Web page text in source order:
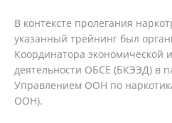
В контексте пролегания
указанный трейнинг был
Координатора экономической
деятельности ОБСЕ (БКЭЭД) в
Управлением ООН по
ООН).